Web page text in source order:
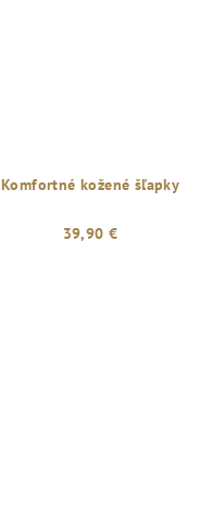
Komfortné kožené šľapky
39,90 €